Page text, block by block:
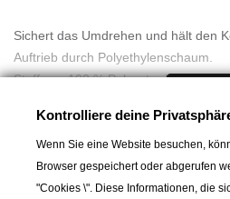
Sichert das Umdrehen und hält den
Auftrieb durch Polyethylenschaum.
Stoff aus 100 % Polyester in
Retroreflektierende Streifen: 100
Mit einer Trillerpfeife ausgestattet.
Für Kreuzfahrten scheinen uns 100-
Kontrolliere deine
Wenn Sie eine Website besuchen,
Browser gespeichert oder abgerufen
"Cookies \". Diese Informationen, die